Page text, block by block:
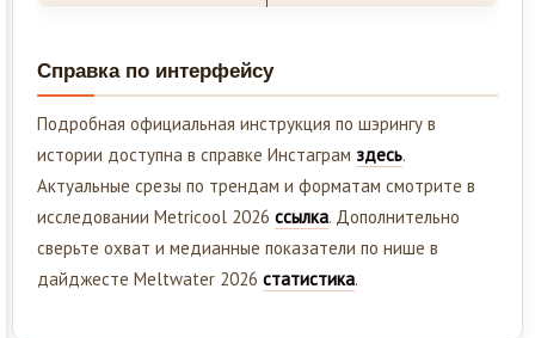
Справка по интерфейсу
Подробная официальная инструкция по шэрингу в
истории доступна в справке Инстаграм здесь.
Актуальные срезы по трендам и форматам смотрите в
исследовании Metricool 2026 ссылка. Дополнительно
сверьте охват и медианные показатели по нише в
дайджесте Meltwater 2026 статистика.